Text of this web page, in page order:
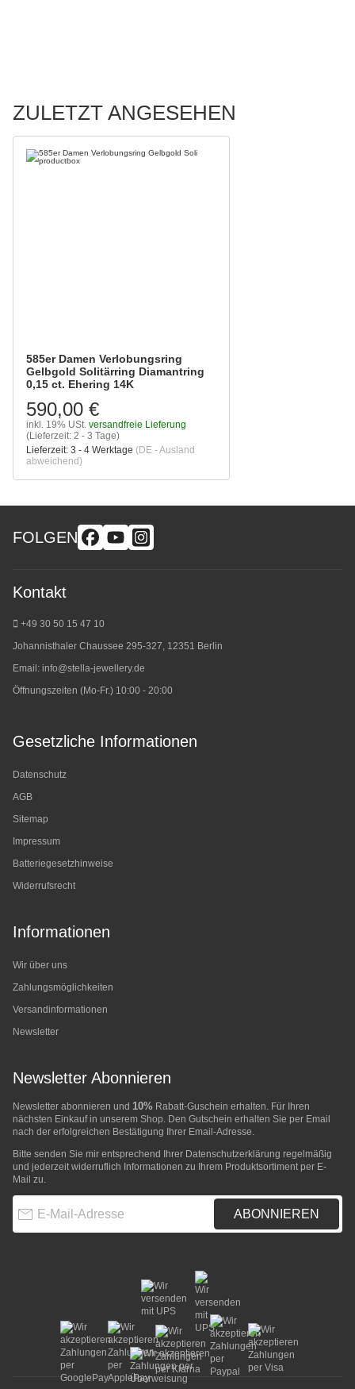
ZULETZT ANGESEHEN
585er Damen Verlobungsring
Gelbgold Solitärring Diamantring
0,15 ct. Ehering 14K
590,00 €
inkl. 19% USt. versandfreie Lieferung
(Lieferzeit: 2 - 3 Tage)
Lieferzeit: 3 - 4 Werktage (DE - Ausland
abweichend)
FOLGEN
Kontakt
+49 30 50 15 47 10
Johannisthaler Chaussee 295-327, 12351 Berlin
Email: info@stella-jewellery.de
Öffnungszeiten (Mo-Fr.) 10:00 - 20:00
Gesetzliche Informationen
Datenschutz
AGB
Sitemap
Impressum
Batteriegesetzhinweise
Widerrufsrecht
Informationen
Wir über uns
Zahlungsmöglichkeiten
Versandinformationen
Newsletter
Newsletter Abonnieren
Newsletter abonnieren und 10% Rabatt-Guschein erhalten. Für Ihren
nächsten Einkauf in unserem Shop. Den Gutschein erhalten Sie per Email
nach der erfolgreichen Bestätigung Ihrer Email-Adresse.
Bitte senden Sie mir entsprechend Ihrer Datenschutzerklärung regelmäßig
und jederzeit widerruflich Informationen zu Ihrem Produktsortiment per E-
Mail zu.
ABONNIEREN